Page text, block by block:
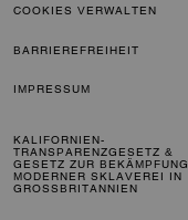
COOKIES VERWALTEN
BARRIEREFREIHEIT
IMPRESSUM
KALIFORNIEN-
TRANSPARENZGESETZ &
GESETZ ZUR BEKÄMPFUNG
MODERNER SKLAVEREI IN
GROSSBRITANNIEN